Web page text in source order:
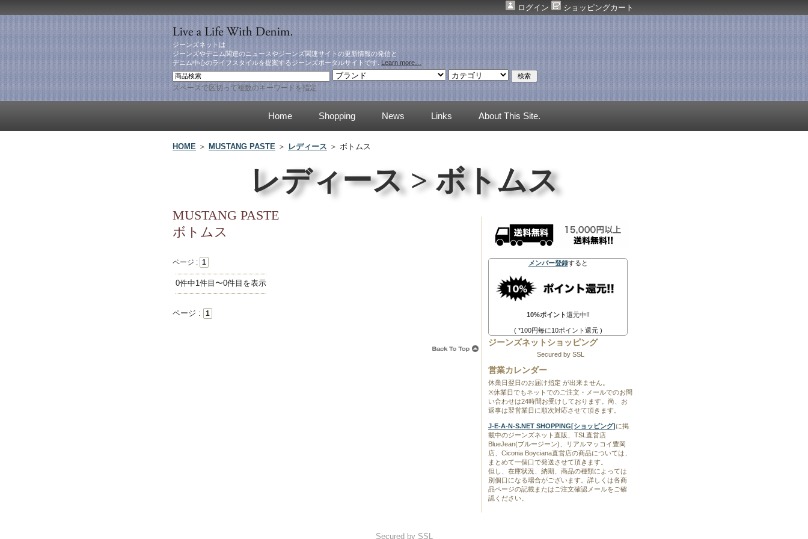
ログイン ショッピングカート
ジーンズネットは
ジーンズやデニム関連のニュースやジーンズ関連サイトの更新情報の発信と
デニム中心のライフスタイルを提案するジーンズポータルサイトです. Learn more…
スペースで区切って複数のキーワードを指定
Home Shopping News Links About This Site.
HOME ＞ MUSTANG PASTE ＞ レディース ＞ ボトムス
レディース > ボトムス
MUSTANG PASTE
メンバー登録すると
10%ポイント還元中!!
( *100円毎に10ポイント還元 )
ジーンズネットショッピング
Secured by SSL
営業カレンダー
休業日翌日のお届け指定 が出来ません。
※休業日でもネットでのご注文・メールでのお問
い合わせは24時間お受けしております。尚、お
返事は翌営業日に順次対応させて頂きます。
J-E-A-N-S.NET SHOPPING[ショッピング]に掲
載中のジーンズネット直販、TSL直営店
BlueJean(ブルージーン)、リアルマッコイ豊岡
店、Ciconia Boyciana直営店の商品については、
まとめて一個口で発送させて頂きます。
但し、在庫状況、納期、商品の種類によっては
別個口になる場合がございます。詳しくは各商
品ページの記載またはご注文確認メールをご確
認ください。
ボトムス
ページ : 1
0件中1件目〜0件目を表示
ページ : 1
Secured by SSL